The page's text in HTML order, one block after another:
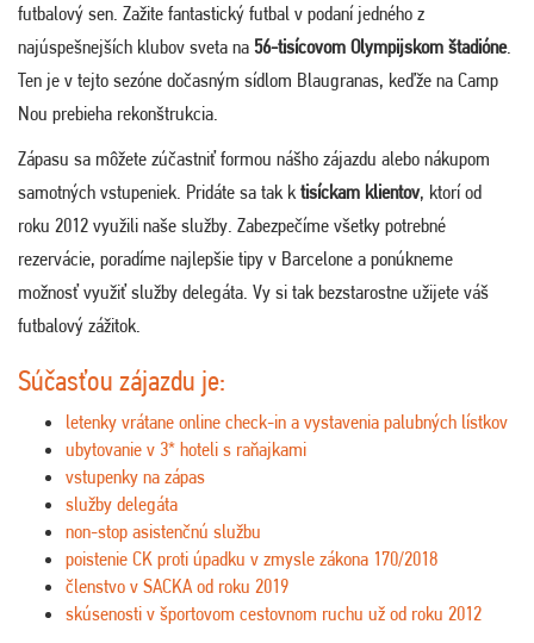
futbalový sen. Zažite fantastický futbal v podaní jedného z
najúspešnejších klubov sveta na 56-tisícovom Olympijskom štadióne.
Ten je v tejto sezóne dočasným sídlom Blaugranas, keďže na Camp
Nou prebieha rekonštrukcia.
Zápasu sa môžete zúčastniť formou nášho zájazdu alebo nákupom
samotných vstupeniek. Pridáte sa tak ktisíckam klientov, ktorí od
roku 2012 využili naše služby. Zabezpečíme všetky potrebné
rezervácie, poradíme najlepšie tipy v Barcelone a ponúkneme
možnosť využiť služby delegáta. Vy si tak bezstarostne užijete váš
futbalový zážitok.
Súčasťou zájazdu je:
letenky vrátane online check-in a vystavenia palubných lístkov
ubytovanie v 3* hoteli s raňajkami
vstupenky na zápas
služby delegáta
non-stop asistenčnú službu
poistenie CK proti úpadku v zmysle zákona 170/2018
členstvo v SACKA od roku 2019
skúsenosti v športovom cestovnom ruchu už od roku 2012